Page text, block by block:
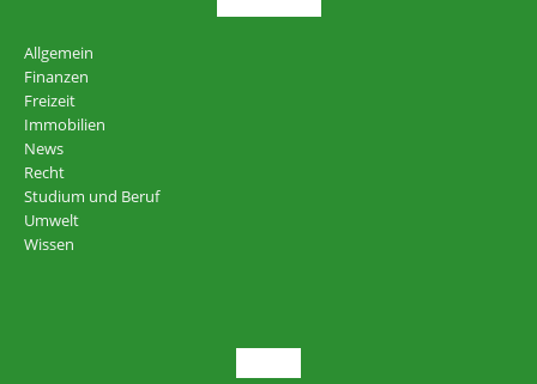
Allgemein
Finanzen
Freizeit
Immobilien
News
Recht
Studium und Beruf
Umwelt
Wissen